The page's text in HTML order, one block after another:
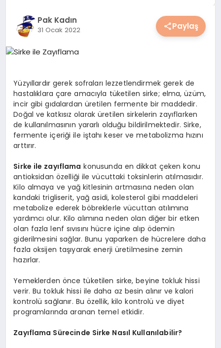
SPOR & FITNESS
YEMEK
KIMDIR?
HESAPLAMALAR
Pak Kadın
31 Ocak 2022 Paylaş
Yüzyıllardır gerek sofraları lezzetlendirmek gerek de
hastalıklara çare amacıyla tüketilen sirke; elma, üzüm,
incir gibi gıdalardan üretilen fermente bir maddedir.
Doğal ve katkısız olarak üretilen sirkelerin zayıflarken
de kullanılmasının yararlı olduğu bildirilmektedir. Sirke,
fermente içeriği ile iştahı keser ve metabolizma hızını
arttırır.
Sirke ile zayıflama konusunda en dikkat çeken konu
antioksidan özelliği ile vücuttaki toksinlerin atılmasıdır.
Kilo almaya ve yağ kitlesinin artmasına neden olan
kandaki trigliserit, yağ asidi, kolesterol gibi maddeleri
metabolize ederek böbreklerle vücuttan atılımına
yardımcı olur. Kilo alımına neden olan diğer bir etken
olan fazla lenf sıvısını hücre içine alıp ödemin
giderilmesini sağlar. Bunu yaparken de hücrelere daha
fazla oksijen taşıyarak enerji üretilmesine zemin
hazırlar.
Yemeklerden önce tüketilen sirke, beyine tokluk hissi
verir. Bu tokluk hissi ile daha az besin alınır ve kalori
kontrolü sağlanır. Bu özellik, kilo kontrolü ve diyet
programlarında aranan temel etkidir.
Zayıflama Sürecinde Sirke Nasıl Kullanılabilir?